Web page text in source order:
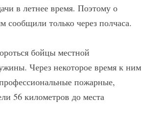
в летнее время. Поэтому о
сообщили только через полчаса.
бойцы местной
Через некоторое время к ним
пожарные,
56 километров до места